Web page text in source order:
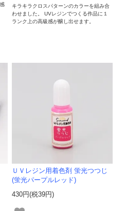
キラキラクロスパターンのカラーを組み合
わせました。 UVレジンでつくる作品に１
ランク上の高級感が醸し出せます。
ＵＶレジン用着色剤 蛍光つつじ
(蛍光パープルレッド)
430円(税39円)